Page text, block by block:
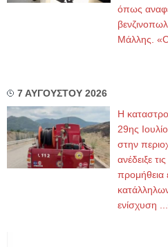
όπως
Μάλλης.
7 ΑΥΓΟΥΣΤΟΥ 2026
Η
29ης
στην
ανέδειξε
προμήθεια
ενίσχυση ...